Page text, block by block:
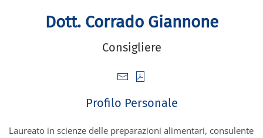
Dott. Corrado Giannone
Consigliere
Profilo Personale
Laureato in scienze delle preparazioni alimentari, consulente